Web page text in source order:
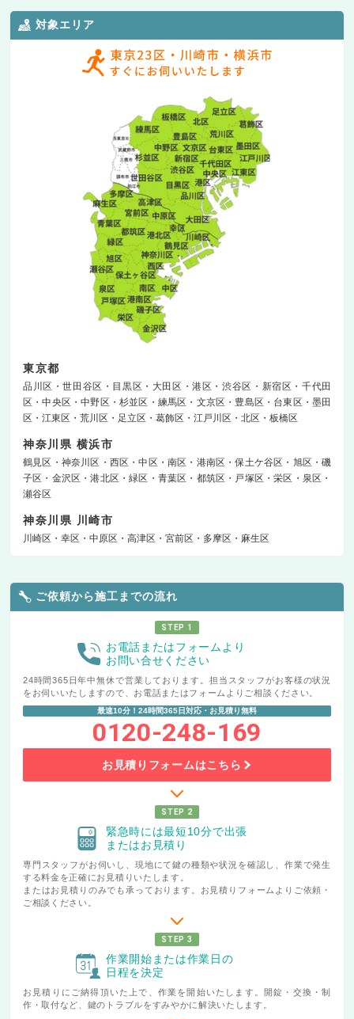
対象エリア
東京都
品川区 世田谷区 目黒区 大田区 港区 渋谷区 新宿区
千代田
区
中央区 中野区 杉並区 練馬区 文京区 豊島区 台東区
墨田
区
江東区 荒川区 足立区 葛飾区 江戸川区 北区 板橋区
神奈川県 横浜市
鶴見区 神奈川区 西区 中区 南区 港南区 保土ケ谷区 旭区
磯
子区
金沢区 港北区 緑区 青葉区 都筑区 戸塚区 栄区
泉区
瀬谷区
神奈川県 川崎市
川崎区 幸区 中原区 高津区 宮前区 多摩区 麻生区
ご依頼から施工までの流れ
STEP 1
お電話またはフォームより
お問い合せください
24時間365日年中無休で営業しております。担当スタッフがお客様の状況
をお伺いいたしますので、お電話またはフォームよりご相談ください。
最速10分！24時間365日対応・お見積り無料
0120-248-169
お見積りフォームはこちら
STEP 2
緊急時には最短10分で出張
またはお見積り
専門スタッフがお伺いし、現地にて鍵の種類や状況を確認し、作業で発生
する料金を正確にお見積りいたします。
またはお見積りのみでも承っております。お見積りフォームよりご依頼・
ご相談ください。
STEP 3
作業開始または作業日の
日程を決定
お見積りにご納得頂いた上で、作業を開始いたします。開錠・交換・制
作・取付など、鍵のトラブルをすみやかに解決いたします。